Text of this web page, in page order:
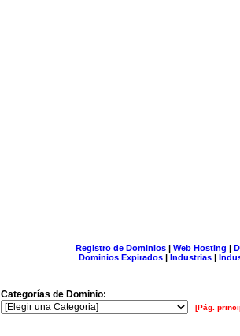
Registro de Dominios| Web Hosting |
Dominios Expirados | Industrias |
Categorías de Dominio:
[Pág.